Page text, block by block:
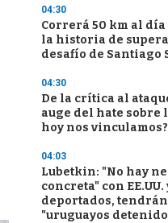
04:30
Correrá 50 km al
la historia de
desafío de
04:30
De la crítica al
auge del hate sobre
hoy nos vinculamos?
04:03
Lubetkin: "No hay
concreta" con
deportados,
"uruguayos